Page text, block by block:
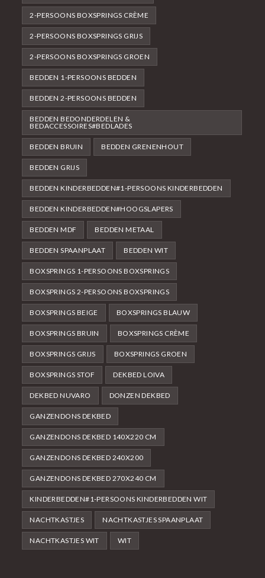
2-PERSOONS BOXSPRINGS CRÈME
2-PERSOONS BOXSPRINGS GRIJS
2-PERSOONS BOXSPRINGS GROEN
BEDDEN 1-PERSOONS BEDDEN
BEDDEN 2-PERSOONS BEDDEN
BEDDEN BEDONDERDELEN &
BEDACCESSOIRES#BEDLADES
BEDDEN BRUIN BEDDEN GRENENHOUT
BEDDEN GRIJS
BEDDEN KINDERBEDDEN#1-PERSOONS KINDERBEDDEN
BEDDEN KINDERBEDDEN#HOOGSLAPERS
BEDDEN MDF BEDDEN METAAL
BEDDEN SPAANPLAAT BEDDEN WIT
BOXSPRINGS 1-PERSOONS BOXSPRINGS
BOXSPRINGS 2-PERSOONS BOXSPRINGS
BOXSPRINGS BEIGE BOXSPRINGS BLAUW
BOXSPRINGS BRUIN BOXSPRINGS CRÈME
BOXSPRINGS GRIJS BOXSPRINGS GROEN
BOXSPRINGS STOF DEKBED LOIVA
DEKBED NUVARO DONZEN DEKBED
GANZENDONS DEKBED
GANZENDONS DEKBED 140X220 CM
GANZENDONS DEKBED 240X200
GANZENDONS DEKBED 270X240 CM
KINDERBEDDEN#1-PERSOONS KINDERBEDDEN WIT
NACHTKASTJES NACHTKASTJES SPAANPLAAT
NACHTKASTJES WIT WIT